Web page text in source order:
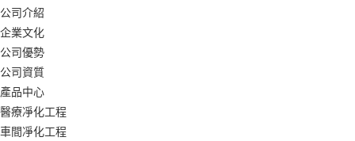
公司介紹
企業文化
公司優勢
公司資質
產品中心
醫療凈化工程
車間凈化工程